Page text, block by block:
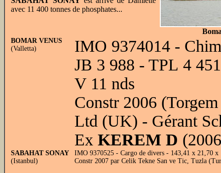
avec 11 400 tonnes de phosphates...
BOMAR VENUS
(Valletta)
IMO 9374014 -
JB 3 988 - TPL 4
V 11 nds
Constr 2006
Ltd (UK) - Gérant
Ex KEREM D
SABAHAT SONAY
(Istanbul)
IMO 9370525 - Cargo de divers - 143,41 x 21,70
Constr 2007 par Celik Tekne San ve Tic, Tuzla